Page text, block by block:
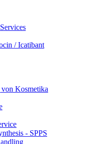
/ Icatibant
Kosmetika
- SPPS